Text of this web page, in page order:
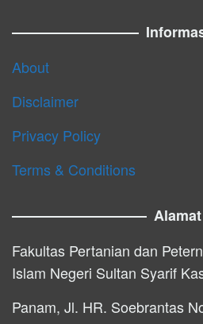
About
Disclaimer
Privacy Policy
Terms & Conditions
Alamat
Fakultas Pertanian dan
Islam Negeri Sultan Syarif
Panam, Jl. HR. Soebrantas